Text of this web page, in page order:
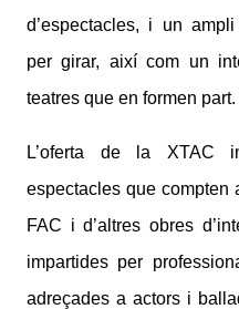
d’espectacles, i un
per girar, així com un
teatres que en formen part.
L’oferta de la XTAC
espectacles que compten
FAC i d’altres obres
impartides per
adreçades a actors i